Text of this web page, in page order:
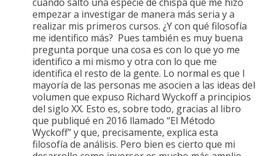
empezar a investigar de manera más seria y a
realizar mis primeros cursos. ¿Y con qué filosofía
me identifico más? Pues también es muy buena
pregunta porque una cosa es con lo que yo me
identifico a mi mismo y otra con lo que me
identifica el resto de la gente. Lo normal es que l
mayoría de las personas me asocien a las ideas del
volumen que expuso Richard Wyckoff a principios
del siglo XX. Esto es, sobre todo, gracias al libro
que publiqué en 2016 llamado “El Método
Wyckoff” y que, precisamente, explica esta
filosofía de análisis. Pero bien es cierto que mi